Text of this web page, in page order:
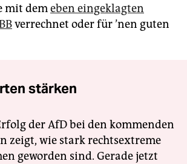
mit demeben eingeklagten
verrechnet oder für ’nen guten
stärken
der AfD bei den kommenden
zeigt, wie stark rechtsextreme
geworden sind. Gerade jetzt